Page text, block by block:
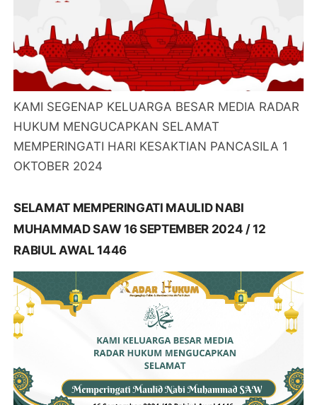
KAMI SEGENAP KELUARGA BESAR MEDIA RADAR
HUKUM MENGUCAPKAN SELAMAT
MEMPERINGATI HARI KESAKTIAN PANCASILA 1
OKTOBER 2024
SELAMAT MEMPERINGATI MAULID NABI
MUHAMMAD SAW 16 SEPTEMBER 2024 / 12
RABIUL AWAL 1446